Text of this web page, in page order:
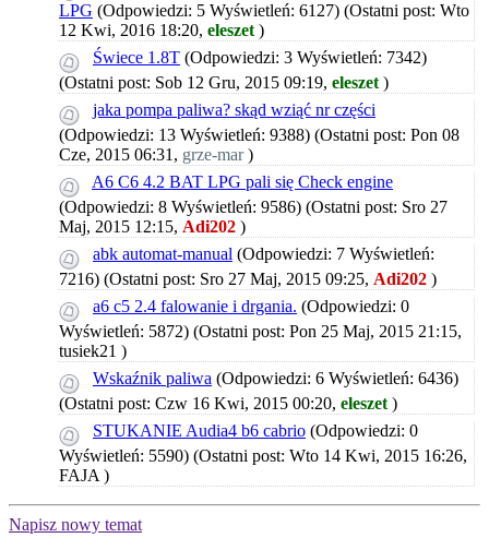
LPG (Odpowiedzi: 5 Wyświetleń: 6127) (Ostatni post: Wto
12 Kwi, 2016 18:20, eleszet )
Świece 1.8T (Odpowiedzi: 3 Wyświetleń: 7342)
(Ostatni post: Sob 12 Gru, 2015 09:19, eleszet )
jaka pompa paliwa? skąd wziąć nr części
(Odpowiedzi: 13 Wyświetleń: 9388) (Ostatni post: Pon 08
Cze, 2015 06:31, grze-mar)
A6 C6 4.2 BAT LPG pali się Check engine
(Odpowiedzi: 8 Wyświetleń: 9586) (Ostatni post: Sro 27
Maj, 2015 12:15, Adi202 )
abk automat-manual (Odpowiedzi: 7 Wyświetleń:
7216) (Ostatni post: Sro 27 Maj, 2015 09:25, Adi202 )
a6 c5 2.4 falowanie i drgania. (Odpowiedzi: 0
Wyświetleń: 5872) (Ostatni post: Pon 25 Maj, 2015 21:15,
tusiek21 )
Wskaźnik paliwa (Odpowiedzi: 6 Wyświetleń: 6436)
(Ostatni post: Czw 16 Kwi, 2015 00:20, eleszet )
STUKANIE Audia4 b6 cabrio (Odpowiedzi: 0
Wyświetleń: 5590) (Ostatni post: Wto 14 Kwi, 2015 16:26,
FAJA )
Napisz nowy temat